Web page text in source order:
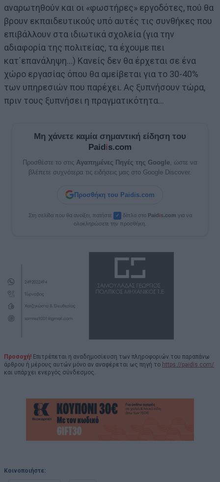
αναρωτηθούν και οι «φωστήρες» εργοδότες, πού θα
βρουν εκπαιδευτικούς υπό αυτές τις συνθήκες που
επιβάλλουν στα ιδιωτικά σχολεία (για την
αδιαφορία της πολιτείας, τα έχουμε πει
κατ΄επανάληψη…) Κανείς δεν θα έρχεται σε ένα
χώρο εργασίας όπου θα αμείβεται για το 30-40%
των υπηρεσιών που παρέχει. Ας ξυπνήσουν τώρα,
πριν τους ξυπνήσει η πραγματικότητα…
Μη χάνετε καμία σημαντική είδηση του
Paidis.com
Προσθέστε το στις Αγαπημένες Πηγές της Google , ώστε να
βλέπετε συχνότερα τις ειδήσεις μας στο Google Discover.
Προσθήκη του Paidis.com
Στη σελίδα που θα ανοίξει, πατήστε ✓ δίπλα στο Paidis.com για να
ολοκληρώσετε την προσθήκη.
Προσοχή! Επιτρέπεται η αναδημοσίευση των πληροφοριών του παραπάνω
άρθρου ή μέρους αυτών μόνο αν αναφέρεται ως πηγή το https://paidis.com/
και υπάρχει ενεργός σύνδεσμος.
Κοινοποιήστε: